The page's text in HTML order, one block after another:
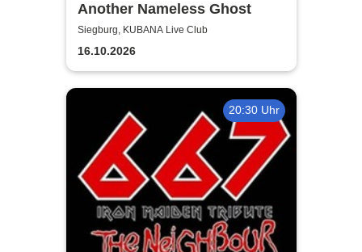
Another Nameless Ghost
Siegburg, KUBANA Live Club
16.10.2026
20:30 Uhr